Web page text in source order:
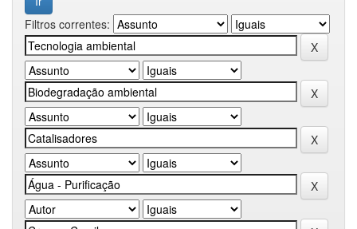
Filtros correntes: